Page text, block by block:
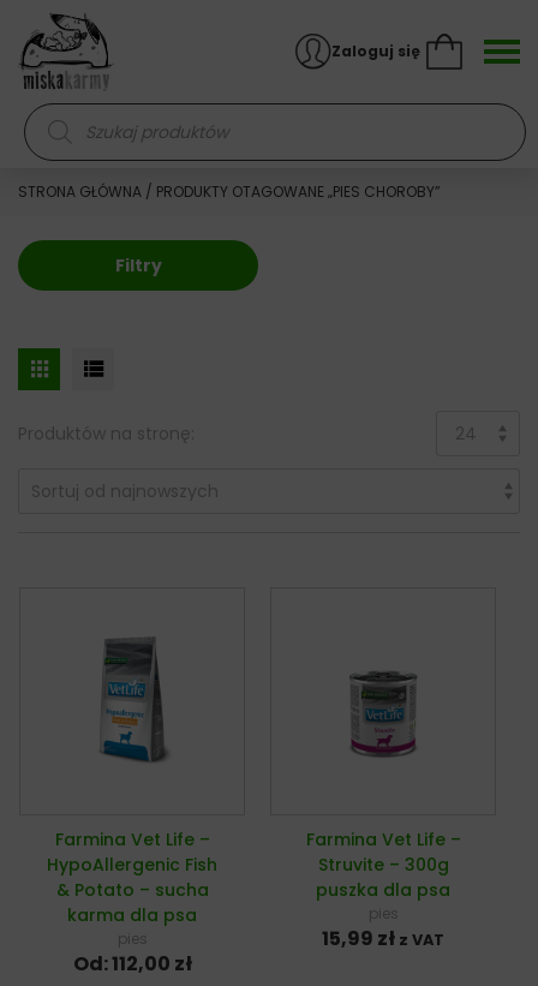
Skocz do treści
Wyszukiwarka produktów
Zaloguj się
STRONA GŁÓWNA / PRODUKTY OTAGOWANE „PIES CHOROBY”
Filtry
Produktów na stronę:
Farmina Vet Life –
HypoAllergenic Fish
& Potato – sucha
karma dla psa
pies
Od:112,00 zł
Farmina Vet Life –
Struvite – 300g
puszka dla psa
pies
15,99 zł z VAT